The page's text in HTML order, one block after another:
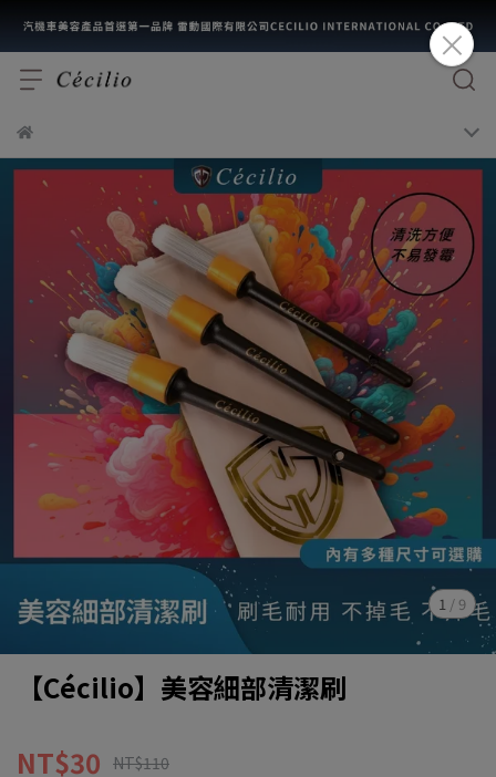
1 / 9
【Cécilio】美容細部清潔刷
NT$30 NT$110